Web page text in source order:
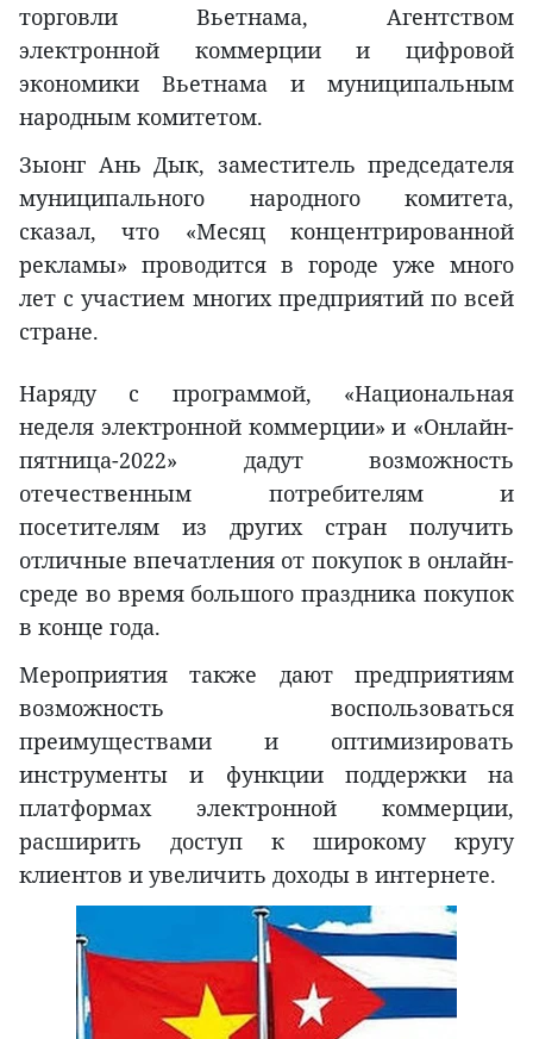
торговли Вьетнама, Агентством
электронной коммерции и цифровой
экономики Вьетнама и муниципальным
народным комитетом.
Зыонг Ань Дык, заместитель председателя
муниципального народного комитета,
сказал, что «Месяц концентрированной
рекламы» проводится в городе уже много
лет с участием многих предприятий по всей
стране.
Наряду с программой, «Национальная
неделя электронной коммерции» и «Онлайн-
пятница-2022» дадут возможность
отечественным потребителям и
посетителям из других стран получить
отличные впечатления от покупок в онлайн-
среде во время большого праздника покупок
в конце года.
Мероприятия также дают предприятиям
возможность воспользоваться
преимуществами и оптимизировать
инструменты и функции поддержки на
платформах электронной коммерции,
расширить доступ к широкому кругу
клиентов и увеличить доходы в интернете.